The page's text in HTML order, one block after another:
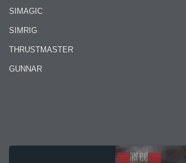
SIMAGIC
SIMRIG
THRUSTMASTER
GUNNAR